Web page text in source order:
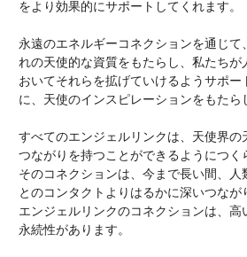
をより効果的にサポートしてくれます。
永遠のエネルギーコネクションを通じ
れの天使的な資質をもたらし、私たちが
おいてそれらを拡げていけるようサポー
に、天使のインスピレーションをもた
すべてのエンジェルリンクは、天使界
つながりを持つことができるようにつく
そのコネクションは、今まで長い間、人
とのコンタクトよりはるかに深いつなが
エンジェルリンクのコネクションは、
永続性があります。